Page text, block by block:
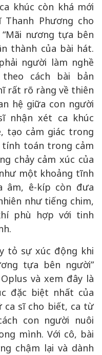
khúc còn khá mới
Phương cho
nương tựa bên
thành của bài hát.
người làm nghề
cách bài bản
rất rõ ràng về thiên
hệ giữa con người
nhận xét ca khúc
tạo cảm giác trong
toán trong cảm
chảy cảm xúc của
một khoảng tĩnh
âm, ê-kíp còn đưa
như tiếng chim,
phù hợp với tinh
tỏ sự xúc động khi
tựa bên người”
và xem đây là
đặc biệt nhất của
ca sĩ cho biết, ca từ
con người nuôi
mình. Với cô, bài
chậm lại và dành